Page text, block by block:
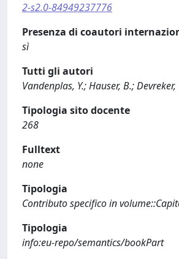
2-s2.0-84949237776
Presenza di coautori
sì
Tutti gli autori
Vandenplas, Y.; Hauser, B.; Devreker,
Tipologia sito docente
268
Fulltext
none
Tipologia
Contributo specifico in
Tipologia
info:eu-repo/semantics/bookPart